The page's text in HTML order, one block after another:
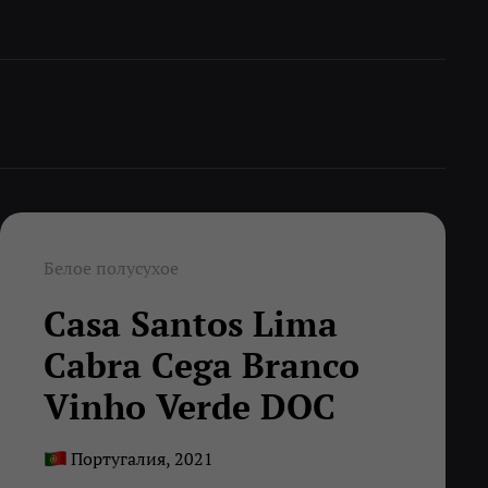
Белое полусухое
Casa Santos Lima
Cabra Сega Branco
Vinho Verde DOC
Португалия, 2021